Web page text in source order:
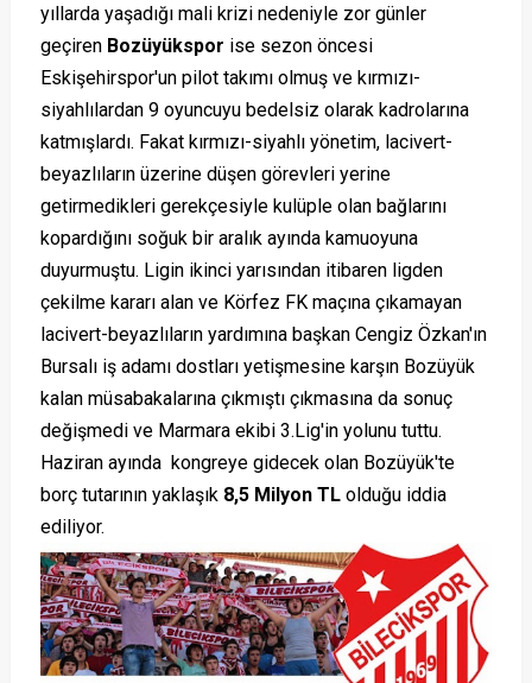
yıllarda yaşadığı mali krizi nedeniyle zor günler
geçiren Bozüyükspor ise sezon öncesi
Eskişehirspor'un pilot takımı olmuş ve kırmızı-
siyahlılardan 9 oyuncuyu bedelsiz olarak kadrolarına
katmışlardı. Fakat kırmızı-siyahlı yönetim, lacivert-
beyazlıların üzerine düşen görevleri yerine
getirmedikleri gerekçesiyle kulüple olan bağlarını
kopardığını soğuk bir aralık ayında kamuoyuna
duyurmuştu. Ligin ikinci yarısından itibaren ligden
çekilme kararı alan ve Körfez FK maçına çıkamayan
lacivert-beyazlıların yardımına başkan Cengiz Özkan'ın
Bursalı iş adamı dostları yetişmesine karşın Bozüyük
kalan müsabakalarına çıkmıştı çıkmasına da sonuç
değişmedi ve Marmara ekibi 3.Lig'in yolunu tuttu.
Haziran ayında kongreye gidecek olan Bozüyük'te
borç tutarının yaklaşık 8,5 Milyon TLolduğu iddia
ediliyor.